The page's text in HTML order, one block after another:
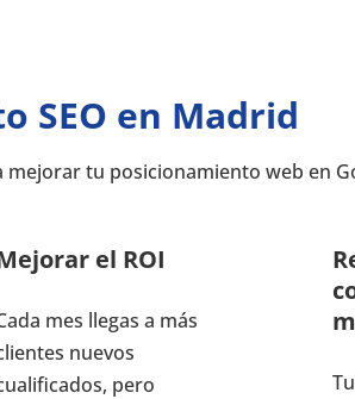
SEO en Madrid
tu posicionamiento web en
el ROI
mes llegas a más
nuevos
pero